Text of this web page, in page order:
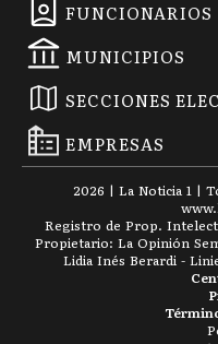
FUNCIONARIOS
MUNICIPIOS
SECCIONES
EMPRESAS
2026 | La Noticia 1 |
www.
Registro de Prop.
Propietario: La Opinión
Lidia Inés Berardi -